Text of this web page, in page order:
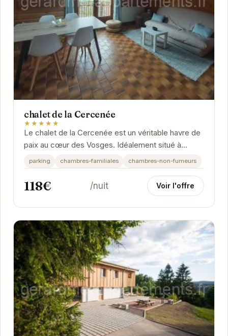
chalet de la Cercenée
★★★★★
Le chalet de la Cercenée est un véritable havre de
paix au cœur des Vosges. Idéalement situé à
Gérardmer, ce chalet vous offre un cadre...
parking chambres-familiales chambres-non-fumeurs
118€ /nuit Voir l'offre